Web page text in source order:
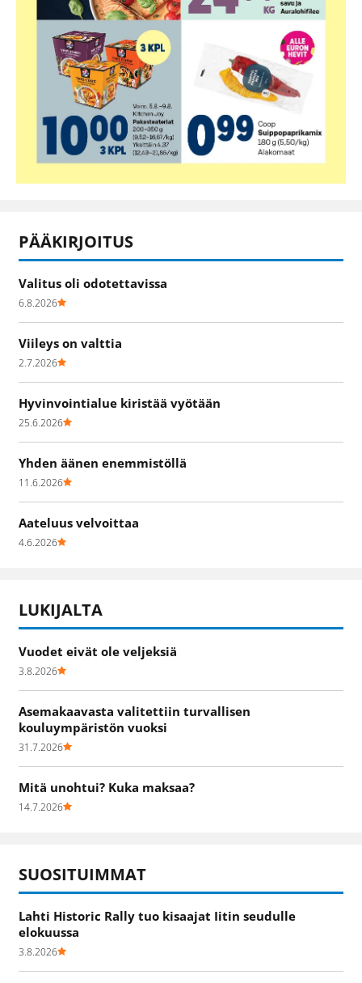
PÄÄKIRJOITUS
Valitus oli odotettavissa
6.8.2026
Viileys on valttia
2.7.2026
Hyvinvointialue kiristää vyötään
25.6.2026
Yhden äänen enemmistöllä
11.6.2026
Aateluus velvoittaa
4.6.2026
LUKIJALTA
Vuodet eivät ole veljeksiä
3.8.2026
Asemakaavasta valitettiin turvallisen
kouluympäristön vuoksi
31.7.2026
Mitä unohtui? Kuka maksaa?
14.7.2026
SUOSITUIMMAT
Lahti Historic Rally tuo kisaajat Iitin seudulle
elokuussa
3.8.2026